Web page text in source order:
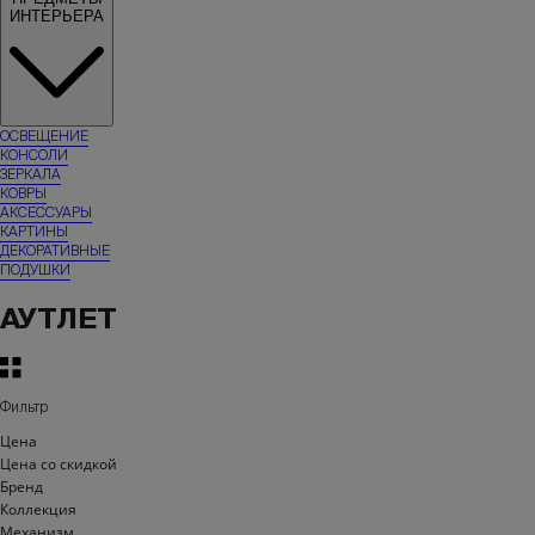
ИНТЕРЬЕРА
ОСВЕЩЕНИЕ
КОНСОЛИ
ЗЕРКАЛА
КОВРЫ
АКСЕССУАРЫ
КАРТИНЫ
ДЕКОРАТИВНЫЕ
ПОДУШКИ
АУТЛЕТ
Фильтр
Цена
Цена со скидкой
Бренд
Коллекция